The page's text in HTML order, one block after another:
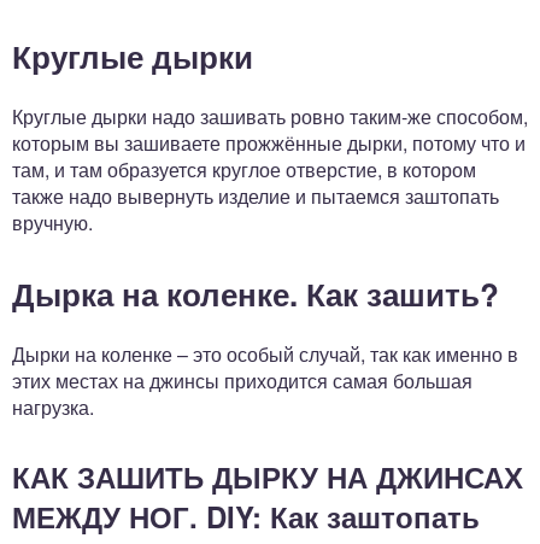
Круглые дырки
Круглые дырки надо зашивать ровно таким-же способом,
которым вы зашиваете прожжённые дырки, потому что и
там, и там образуется круглое отверстие, в котором
также надо вывернуть изделие и пытаемся заштопать
вручную.
Дырка на коленке. Как зашить?
Дырки на коленке – это особый случай, так как именно в
этих местах на джинсы приходится самая большая
нагрузка.
КАК ЗАШИТЬ ДЫРКУ НА ДЖИНСАХ
МЕЖДУ НОГ. DIY: Как заштопать